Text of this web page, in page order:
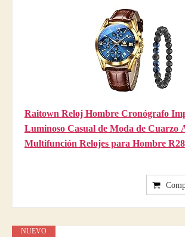
Raitown Reloj Hombre Cronógrafo
Luminoso Casual de Moda de Cuarzo
Multifunción Relojes para Hombre
NUEVO